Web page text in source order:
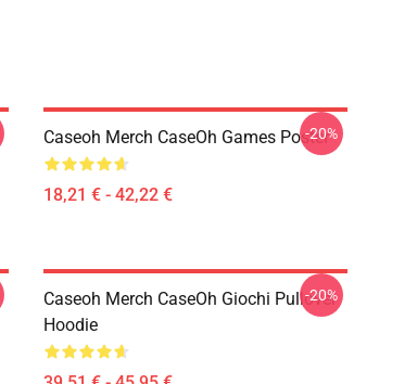
Caseoh Merch CaseOh Games Poster
18,21 € - 42,22 €
-20%
Caseoh Merch CaseOh Giochi Pullover
Hoodie
-20%